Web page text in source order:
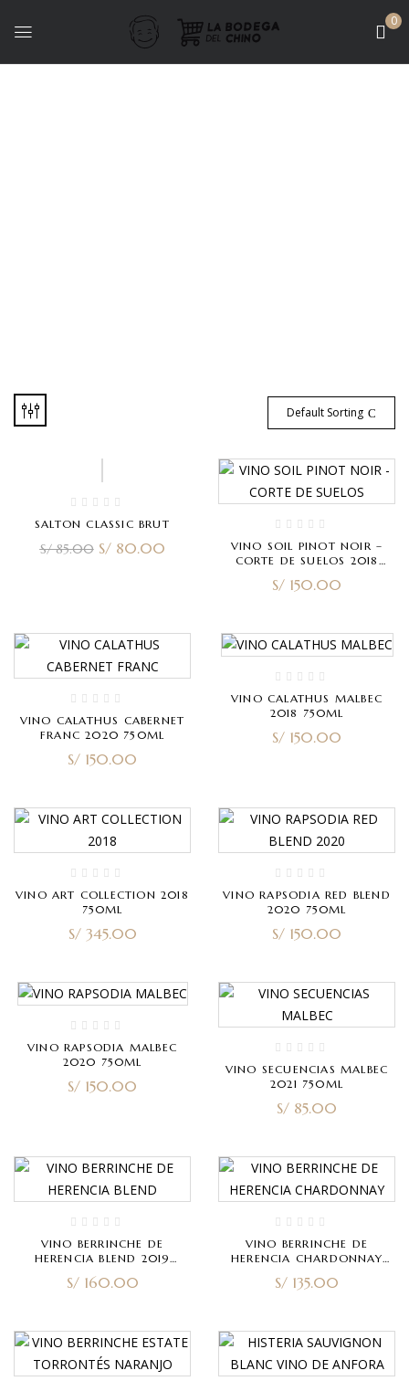
0
Default Sorting
SALTON CLASSIC BRUT
S/85.00 S/80.00
VINO SOIL PINOT NOIR –
CORTE DE SUELOS 2018
S/ 150.00
VINO CALATHUS CABERNET
FRANC 2020 750ML
S/ 150.00
VINO CALATHUS MALBEC
2018 750ML
S/ 150.00
VINO ART COLLECTION 2018
750ML
S/345.00
VINO RAPSODIA RED BLEND
2020 750ML
S/ 150.00
VINO RAPSODIA MALBEC
2020 750ML
S/ 150.00
VINO SECUENCIAS MALBEC
2021 750ML
S/ 85.00
VINO BERRINCHE DE
HERENCIA BLEND 2019
750ML
S/160.00
VINO BERRINCHE DE
HERENCIA CHARDONNAY
S/ 135.00